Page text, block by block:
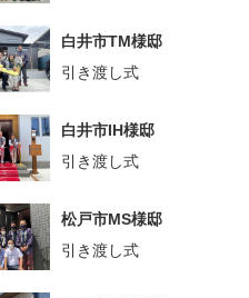
白井市TM様邸
引き渡し式
白井市IH様邸
引き渡し式
松戸市MS様邸
引き渡し式